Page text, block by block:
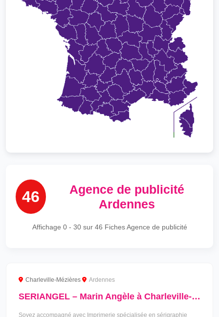
46
Agence de publicité
Ardennes
Affichage 0 - 30sur 46 Fiches Agence de publicité
Charleville-Mézières Ardennes
SERIANGEL – Marin Angèle à Charleville-Mézières
Soyez accompagné avec Imprimerie spécialisée en sérigraphie